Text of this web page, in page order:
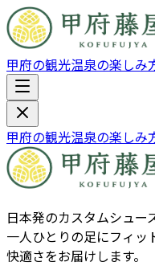
甲府の観光温泉の楽しみ
甲府の観光温泉の楽しみ
日本発のカスタムシュ
一人ひとりの足にフィッ
快適さをお届けします。